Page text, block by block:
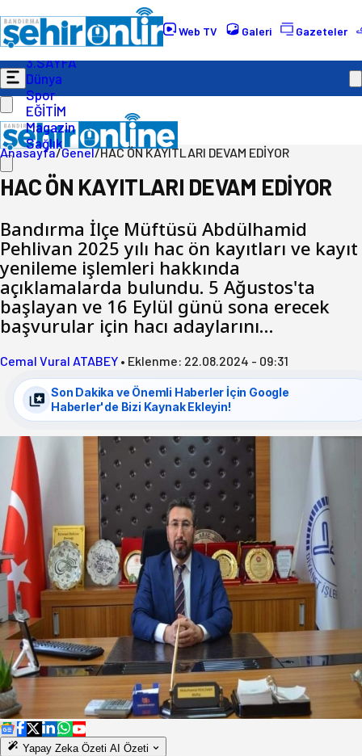
Web TV Galeri Gazeteler
Gündem
Ekonomi
Politika
3.SAYFA
Dünya
Spor
EĞİTİM
Magazin
Sağlık
Anasayfa/Genel/HAC ÖN KAYITLARI DEVAM EDİYOR
HAC ÖN KAYITLARI DEVAM EDİYOR
Bandırma İlçe Müftüsü Abdülhamid
Pehlivan 2025 yılı hac ön kayıtları ve kayıt
yenileme işlemleri hakkında
açıklamalarda bulundu. 5 Ağustos'ta
başlayan ve 16 Eylül günü sona erecek
başvurular için hacı adaylarını…
Cemal Vural ATABEY • Eklenme: 22.08.2024 - 09:31
Son Dakika ve Önemli Haberler İçin Google
Haberler'de Bizi Kaynak Ekleyin!
Yapay Zeka Özeti AI Özeti